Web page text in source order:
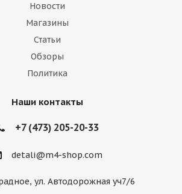
Новости
Магазины
Статьи
Обзоры
Политика
Наши контакты
+7 (473) 205-20-33
detali@m4-shop.com
ул. Автодорожная уч7/6